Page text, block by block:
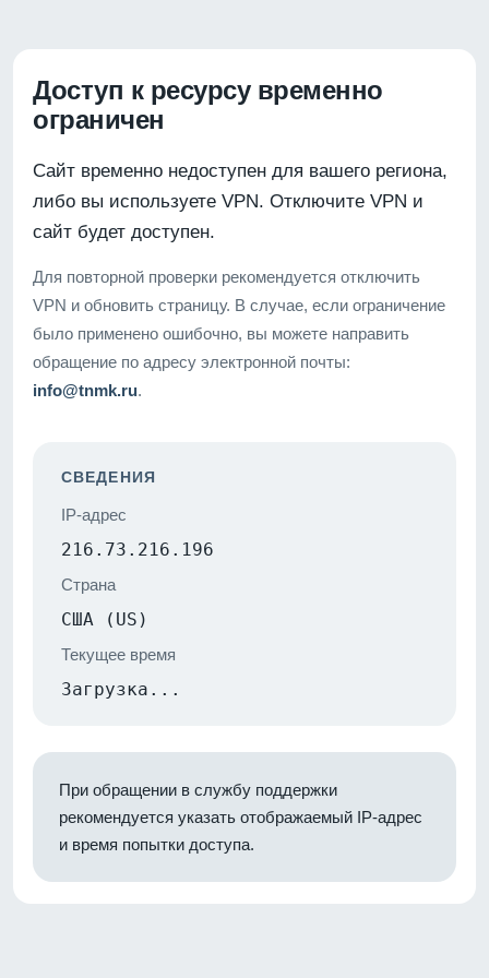
Доступ к ресурсу временно
ограничен
Сайт временно недоступен для вашего региона,
либо вы используете VPN. Отключите VPN и
сайт будет доступен.
Для повторной проверки рекомендуется отключить
VPN и обновить страницу. В случае, если ограничение
было применено ошибочно, вы можете направить
обращение по адресу электронной почты:
info@tnmk.ru.
СВЕДЕНИЯ
IP-адрес
216.73.216.196
Страна
США (US)
Текущее время
Загрузка...
При обращении в службу поддержки
рекомендуется указать отображаемый IP-адрес
и время попытки доступа.